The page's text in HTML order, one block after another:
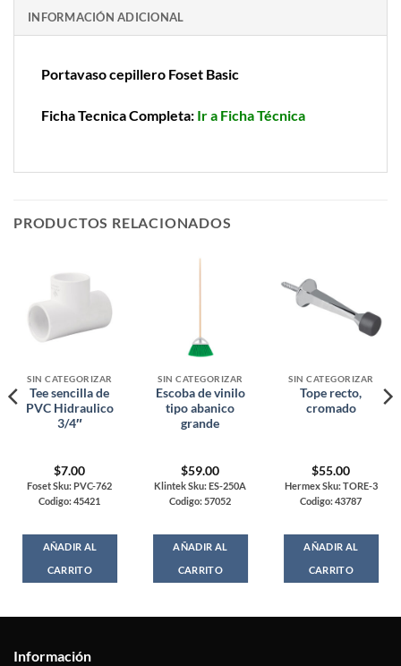
INFORMACIÓN ADICIONAL
Portavaso cepillero Foset Basic
Ficha Tecnica Completa: Ir a Ficha Técnica
PRODUCTOS RELACIONADOS
SIN CATEGORIZAR
Tee sencilla de
PVC Hidraulico
3/4″
$7.00
Foset Sku: PVC-762
Codigo: 45421
AÑADIR AL
CARRITO
SIN CATEGORIZAR
Escoba de vinilo
tipo abanico
grande
$59.00
Klintek Sku: ES-250A
Codigo: 57052
AÑADIR AL
CARRITO
SIN CATEGORIZAR
Tope recto,
cromado
$55.00
Hermex Sku: TORE-3
Codigo: 43787
AÑADIR AL
CARRITO
Información